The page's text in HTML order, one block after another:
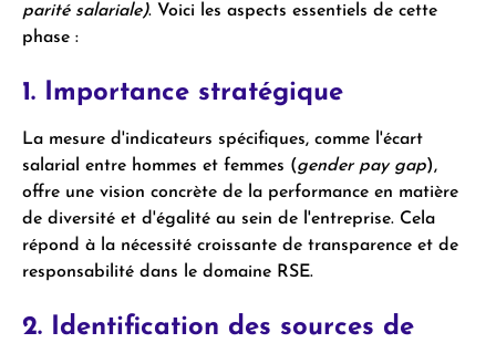
parité salariale). Voici les aspects essentiels de cette
phase :
1. Importance stratégique
La mesure d'indicateurs spécifiques, comme l'écart
salarial entre hommes et femmes (gender pay gap),
offre une vision concrète de la performance en matière
de diversité et d'égalité au sein de l'entreprise. Cela
répond à la nécessité croissante de transparence et de
responsabilité dans le domaine RSE.
2. Identification des sources de